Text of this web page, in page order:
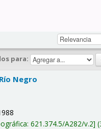
para:
Río Negro
621.374.5/A282/v.2